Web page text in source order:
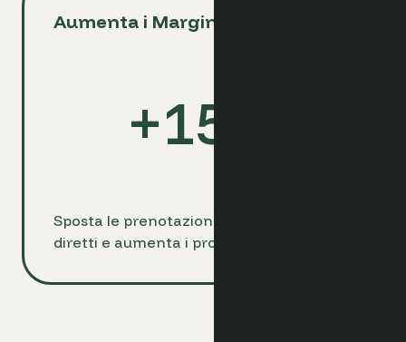
Aumenta i Margini di Profitto
+15
Sposta le prenotazioni dalle OTA ai canali
diretti e aumenta i profitti fino al 15%